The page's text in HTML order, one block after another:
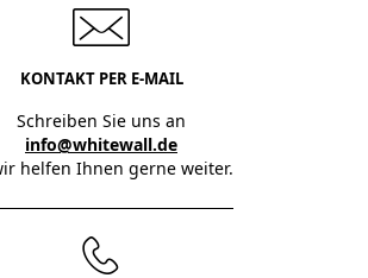
KONTAKT PER E-MAIL
Schreiben Sie uns an
info@whitewall.de
helfen Ihnen gerne weiter.